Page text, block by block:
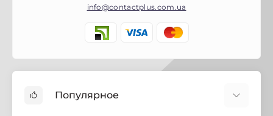
info@contactplus.com.ua
Популярное